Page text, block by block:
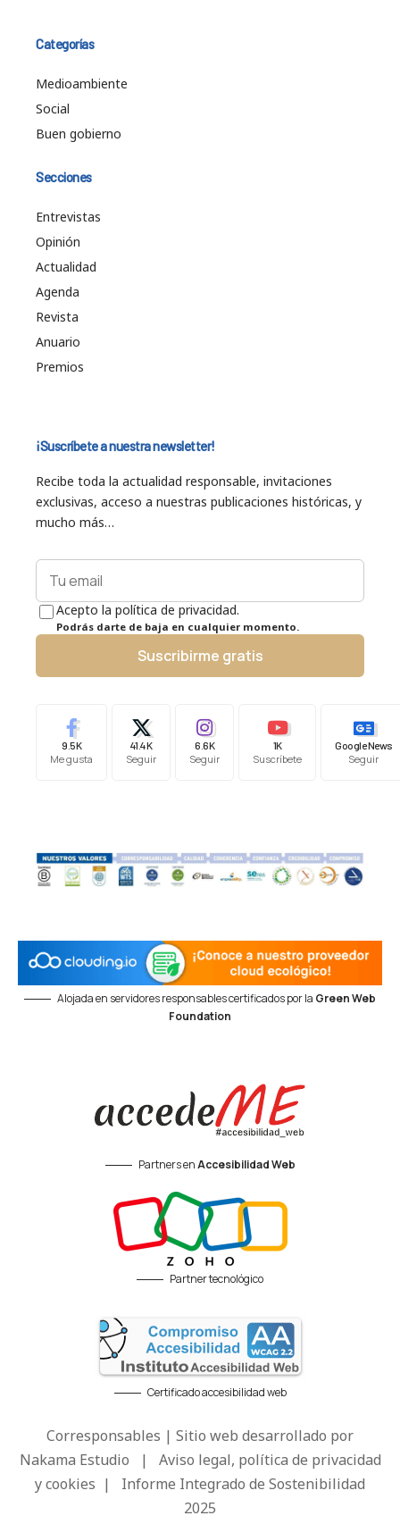
Categorías
Medioambiente
Social
Buen gobierno
Secciones
Entrevistas
Opinión
Actualidad
Agenda
Revista
Anuario
Premios
¡Suscríbete a nuestra newsletter!
Recibe toda la actualidad responsable, invitaciones
exclusivas, acceso a nuestras publicaciones históricas, y
mucho más…
Acepto la política de privacidad.
Podrás darte de baja en cualquier momento.
Suscribirme gratis
9.5K
Me gusta
41.4K
Seguir
6.6K
Seguir
1K
Suscríbete
Google News
Seguir
Alojada en servidores responsables certificados por la Green Web
Foundation
Partners enAccesibilidad Web
Partner tecnológico
Certificado accesibilidad web
Corresponsables | Sitio web desarrollado por
Nakama Estudio | Aviso legal, política de privacidad
y cookies | Informe Integrado de Sostenibilidad
2025